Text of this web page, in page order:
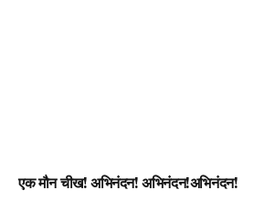
एक मौन चीख! अभिनंदन! अभिनंदन!अभिनंदन!